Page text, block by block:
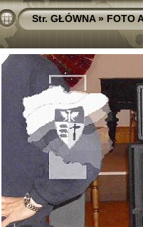
Str. GŁÓWNA»FOTO